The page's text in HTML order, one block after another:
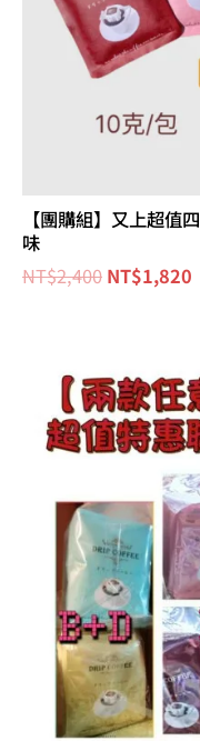
【團購組】又上超值
味
NT$2,400 NT$1,820
始
價
格：
NT$1,200
前
價
格